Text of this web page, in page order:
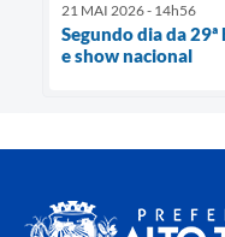
21 MAI 2026 - 14h56
Segundo dia da
e show nacional